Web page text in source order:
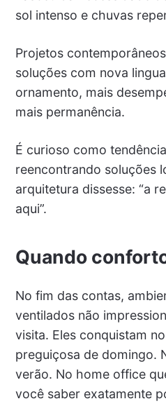
sol intenso e chuvas
Projetos
soluções com nova
ornamento, mais
mais permanência.
É curioso como
reencontrando soluções
arquitetura dissesse: “a
aqui”.
Quando
No fim das contas,
ventilados não
visita. Eles conquistam
preguiçosa de domingo.
verão. No home office
você saber exatamente